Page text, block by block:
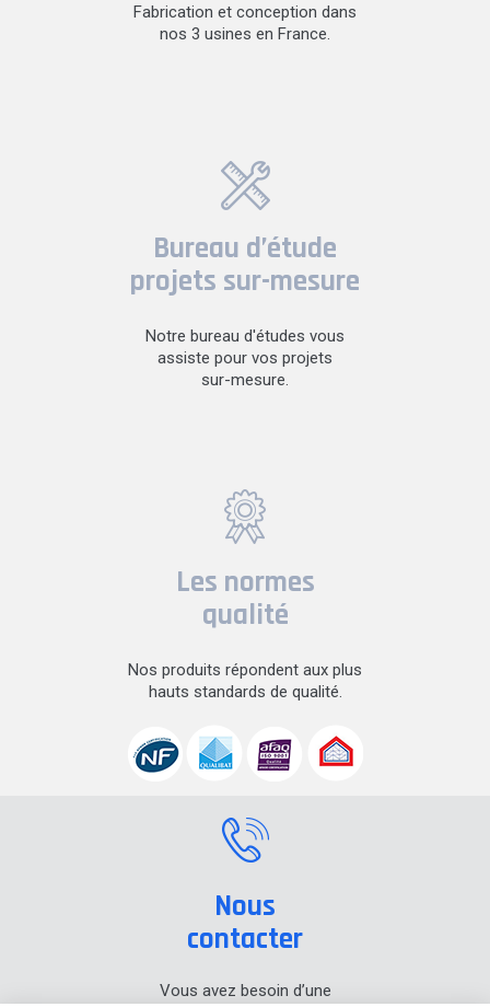
Fabrication et conception dans
nos 3 usines en France.
Bureau d’étude
projets sur-mesure
Notre bureau d'études vous
assiste pour vos projets
sur-mesure.
Les normes
qualité
Nos produits répondent aux plus
hauts standards de qualité.
Nous
contacter
Vous avez besoin d’une